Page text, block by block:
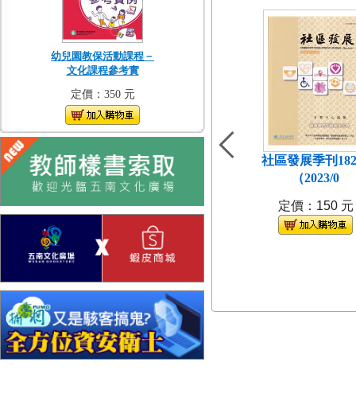
幼兒園教保活動課程－
文化課程參考實
定價：350 元
社區發展季刊
（2023/0
定價：150 元